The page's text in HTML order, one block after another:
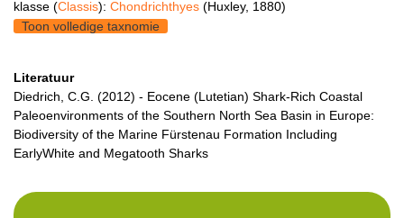
klasse (Classis): Chondrichthyes (Huxley, 1880)
Toon volledige taxnomie
Literatuur
Diedrich, C.G. (2012) - Eocene (Lutetian) Shark-Rich Coastal
Paleoenvironments of the Southern North Sea Basin in Europe:
Biodiversity of the Marine Fürstenau Formation Including
EarlyWhite and Megatooth Sharks